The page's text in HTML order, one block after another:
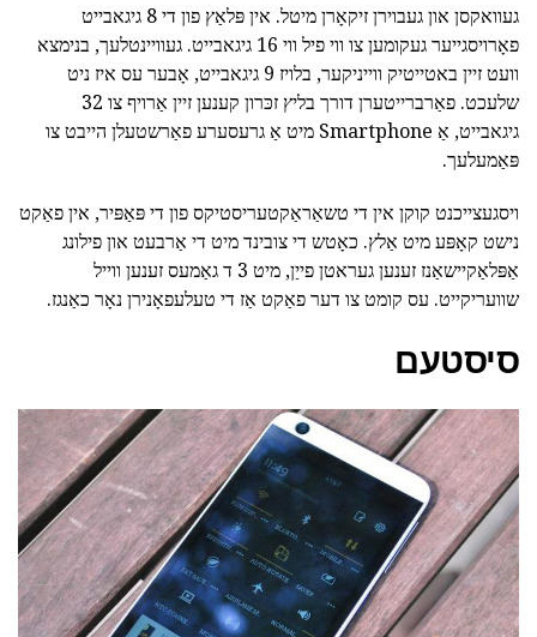
געוואקסן און געבוירן זיקאָרן מיטל. אין פּלאַץ פון די 8 גיגאבייט
פאָרויסגייער געקומען צו ווי פיל ווי 16 גיגאבייט. געוויינטלעך, בנימצא
וועט זיין באטייטיק ווייניקער, בלויז 9 גיגאבייט, אָבער עס איז ניט
שלעכט. פאַרברייטערן דורך בליץ זכּרון קענען זיין אַרויף צו 32
גיגאבייט, אַ Smartphone מיט אַ גרעסערע פאַרשטעלן הייבט צו
פּאַמעלעך.
ויסגעצייכנט קוקן אין די טשאַראַקטעריסטיקס פון די פּאַפּיר, אין פאַקט
נישט קאָפּע מיט אַלץ. כאָטש די צובינד מיט די אַרבעט און פילונג
אַפּלאַקיישאַנז זענען געראטן פייַן, מיט 3 ד גאַמעס זענען ווייל
שוועריקייט. עס קומט צו דער פאַקט אַז די טעלעפאָנירן נאָר כאַנגז.
סיסטעם